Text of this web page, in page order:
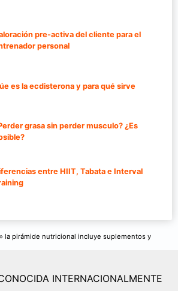
pre-activa del cliente para el
personal
es la ecdisterona y para qué sirve
grasa sin perder musculo? ¿Es
entre HIIT, Tabata e Interval
» la pirámide nutricional incluye suplementos y
INTERNACIONALMENTE